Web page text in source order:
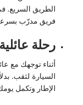
الطريق السريع.
فريق مدرّب
رحلة عائلية
أثناء توجهك مع
السيارة لثقب.
الإطار وتكمل